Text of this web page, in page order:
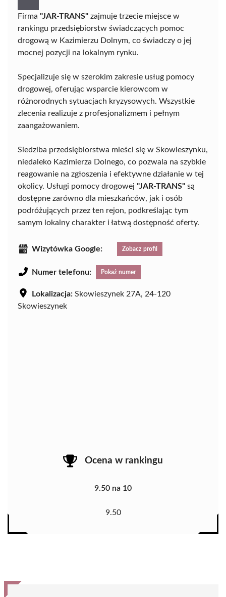
Firma "JAR-TRANS" zajmuje trzecie miejsce w
rankingu przedsiębiorstw świadczących pomoc
drogową w Kazimierzu Dolnym, co świadczy o jej
mocnej pozycji na lokalnym rynku.
Specjalizuje się w szerokim zakresie usług pomocy
drogowej, oferując wsparcie kierowcom w
różnorodnych sytuacjach kryzysowych. Wszystkie
zlecenia realizuje z profesjonalizmem i pełnym
zaangażowaniem.
Siedziba przedsiębiorstwa mieści się w Skowieszynku,
niedaleko Kazimierza Dolnego, co pozwala na szybkie
reagowanie na zgłoszenia i efektywne działanie w tej
okolicy. Usługi pomocy drogowej "JAR-TRANS" są
dostępne zarówno dla mieszkańców, jak i osób
podróżujących przez ten rejon, podkreślając tym
samym lokalny charakter i łatwą dostępność oferty.
Wizytówka Google: Zobacz profil
Numer telefonu: Pokaż numer
Lokalizacja: Skowieszynek 27A, 24-120
Skowieszynek
Ocena w rankingu
9.50 na 10
9.50